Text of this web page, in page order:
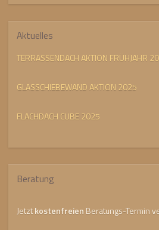
Aktuelles
TERRASSENDACH AKTION FRÜHJAHR
GLASSCHIEBEWAND AKTION 2025
FLACHDACH CUBE 2025
Beratung
Jetztkostenfreien Beratungs-Termin